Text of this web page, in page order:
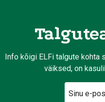
Info kõigi ELFi talgute kohta
väiksed, on